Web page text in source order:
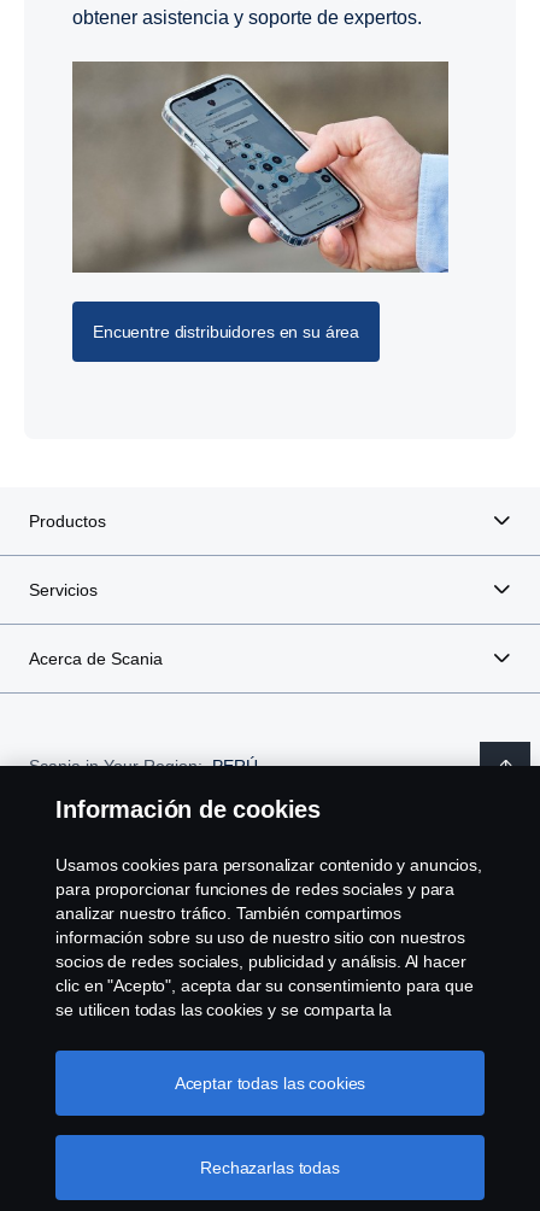
obtener asistencia y soporte de expertos.
Encuentre distribuidores en su área
Productos
Servicios
Acerca de Scania
Scania in Your Region: PERÚ
Aviso Legal
Declaración de privacidad
Cookies
Información de cookies
Usamos cookies para personalizar contenido y anuncios,
para proporcionar funciones de redes sociales y para
analizar nuestro tráfico. También compartimos
información sobre su uso de nuestro sitio con nuestros
socios de redes sociales, publicidad y análisis. Al hacer
clic en "Acepto", acepta dar su consentimiento para que
se utilicen todas las cookies y se comparta la
haciendo clic en "Configuración de cookies" y
seleccionando las categorías que desea aceptar. Para
Enlace a la política de cookies
Rechazarlas todas
Aceptar todas las cookies